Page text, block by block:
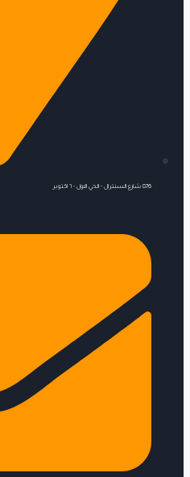
876 شارع السنترال - الحي الاول - ٦ اكتوبر